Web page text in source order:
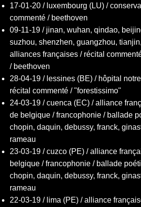
17-01-20 / luxembourg (LU) /
commenté / beethoven
09-11-19 / jinan, wuhan, qindao,
suzhou, shenzhen, guangzhou,
alliances françaises / récital
/ beethoven
28-04-19 / lessines (BE) / hôpital
récital commenté / "forestissimo"
24-03-19 / cuenca (EC) / alliance
de belgique / francophonie / ballade
chopin, daquin, debussy, franck,
rameau
23-03-19 / cuzco (PE) / alliance
belgique / francophonie / ballade
chopin, daquin, debussy, franck,
rameau
22-03-19 / lima (PE) / alliance